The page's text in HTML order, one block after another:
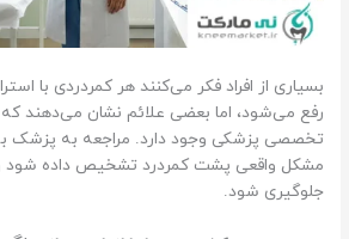
بسیاری از افراد فکر می‌کنند هر کمردردی با
رفع می‌شود، اما بعضی علائم نشان می‌دهند
تخصصی پزشکی وجود دارد. مراجعه به پزشک
مشکل واقعی پشت کمردرد تشخیص داده شود
جلوگیری شود.